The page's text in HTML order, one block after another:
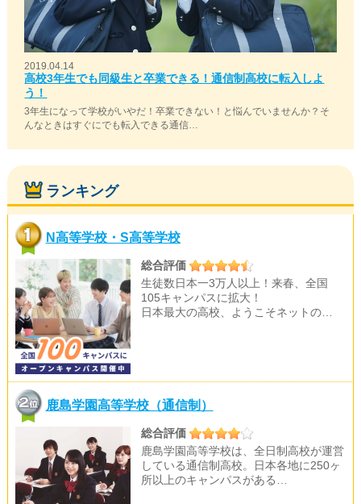
2019.04.14
高校3年生でも同級生と卒業できる！通信制高校に転入しよ
う！
3年生になって学校がいやだ！卒業できない！と悩んでいませんか？そ
んなときはすぐにでも転入できる通信…
ランキング
N高等学校・S高等学校
総合評価
生徒数日本一3万人以上！来春、全国
105キャンパスに拡大！
日本最大の高校、ようこそネットの…
鹿島学園高等学校（通信制）
総合評価
鹿島学園高等学校は、全日制高校が運営
している通信制高校。日本各地に250ヶ
所以上のキャンパスがある…